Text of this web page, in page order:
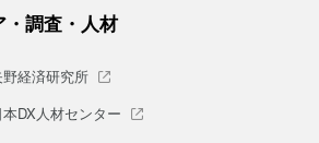
・調査・人材
経済研究所
DX人材センター